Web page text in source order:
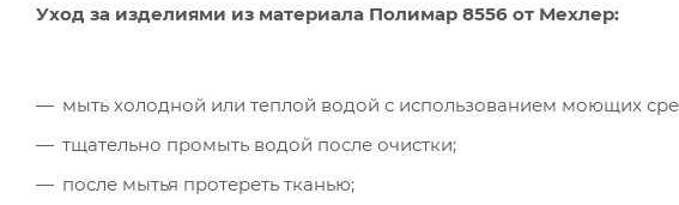
Уход за изделиями из материала Полимар 8556 от Мехлер:
мыть холодной или теплой водой с использованием моющих
тщательно промыть водой после очистки;
после мытья протереть тканью;